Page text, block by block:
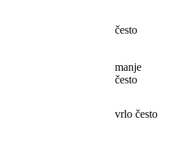
često
manje
često
vrlo često